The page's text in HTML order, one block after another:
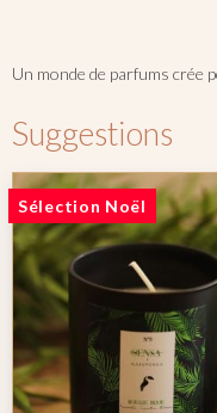
Un monde de parfums crée
Suggestions
Sélection Noël